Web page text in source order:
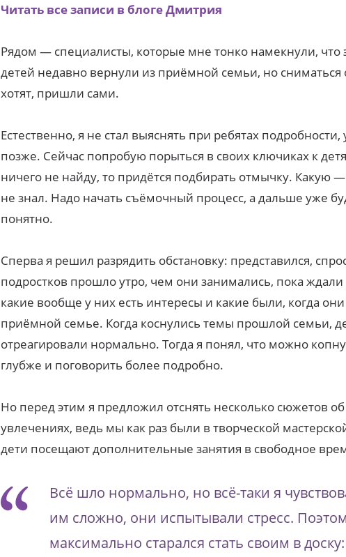
Читать все записи в блоге Дмитрия
Рядом — специалисты, которые мне тонко намекнули, что
детей недавно вернули из приёмной семьи, но сниматься
хотят, пришли сами.
Естественно, я не стал выяснять при ребятах
позже. Сейчас попробую порыться в своих ключиках к
ничего не найду, то придётся подбирать отмычку. Какую
не знал. Надо начать съёмочный процесс, а дальше уже
понятно.
Сперва я решил разрядить обстановку: представился,
подростков прошло утро, чем они занимались, пока
какие вообще у них есть интересы и какие были, когда
приёмной семье. Когда коснулись темы прошлой семьи,
отреагировали нормально. Тогда я понял, что можно
глубже и поговорить более подробно.
Но перед этим я предложил отснять несколько сюжетов
увлечениях, ведь мы как раз были в творческой
дети посещают дополнительные занятия в свободное
Всё шло нормально, но всё-таки я
им сложно, они испытывали стресс.
максимально старался стать своим в